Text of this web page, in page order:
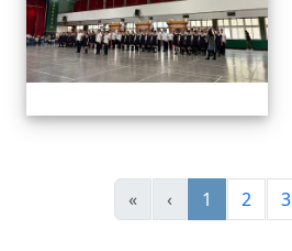
« ‹ 1 (current)
2 3